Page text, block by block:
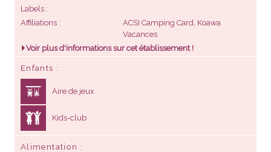
Labels
Affiliations
ACSI Camping Card, Koawa
Vacances
Voir plus d'informations sur cet établissement !
Enfants
Aire de jeux
Kids-club
Alimentation